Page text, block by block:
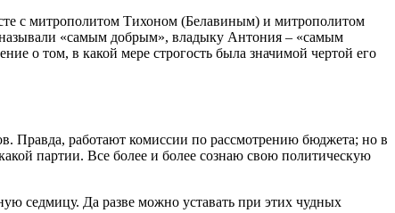
с митрополитом Тихоном (Белавиным) и митрополитом
называли «самым добрым», владыку Антония – «самым
о том, в какой мере строгость была значимой чертой его
Правда, работают комиссии по рассмотрению бюджета; но в
партии. Все более и более сознаю свою политическую
седмицу. Да разве можно уставать при этих чудных